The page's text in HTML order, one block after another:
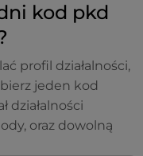
kod pkd
profil działalności,
jeden kod
działalności
oraz dowolną